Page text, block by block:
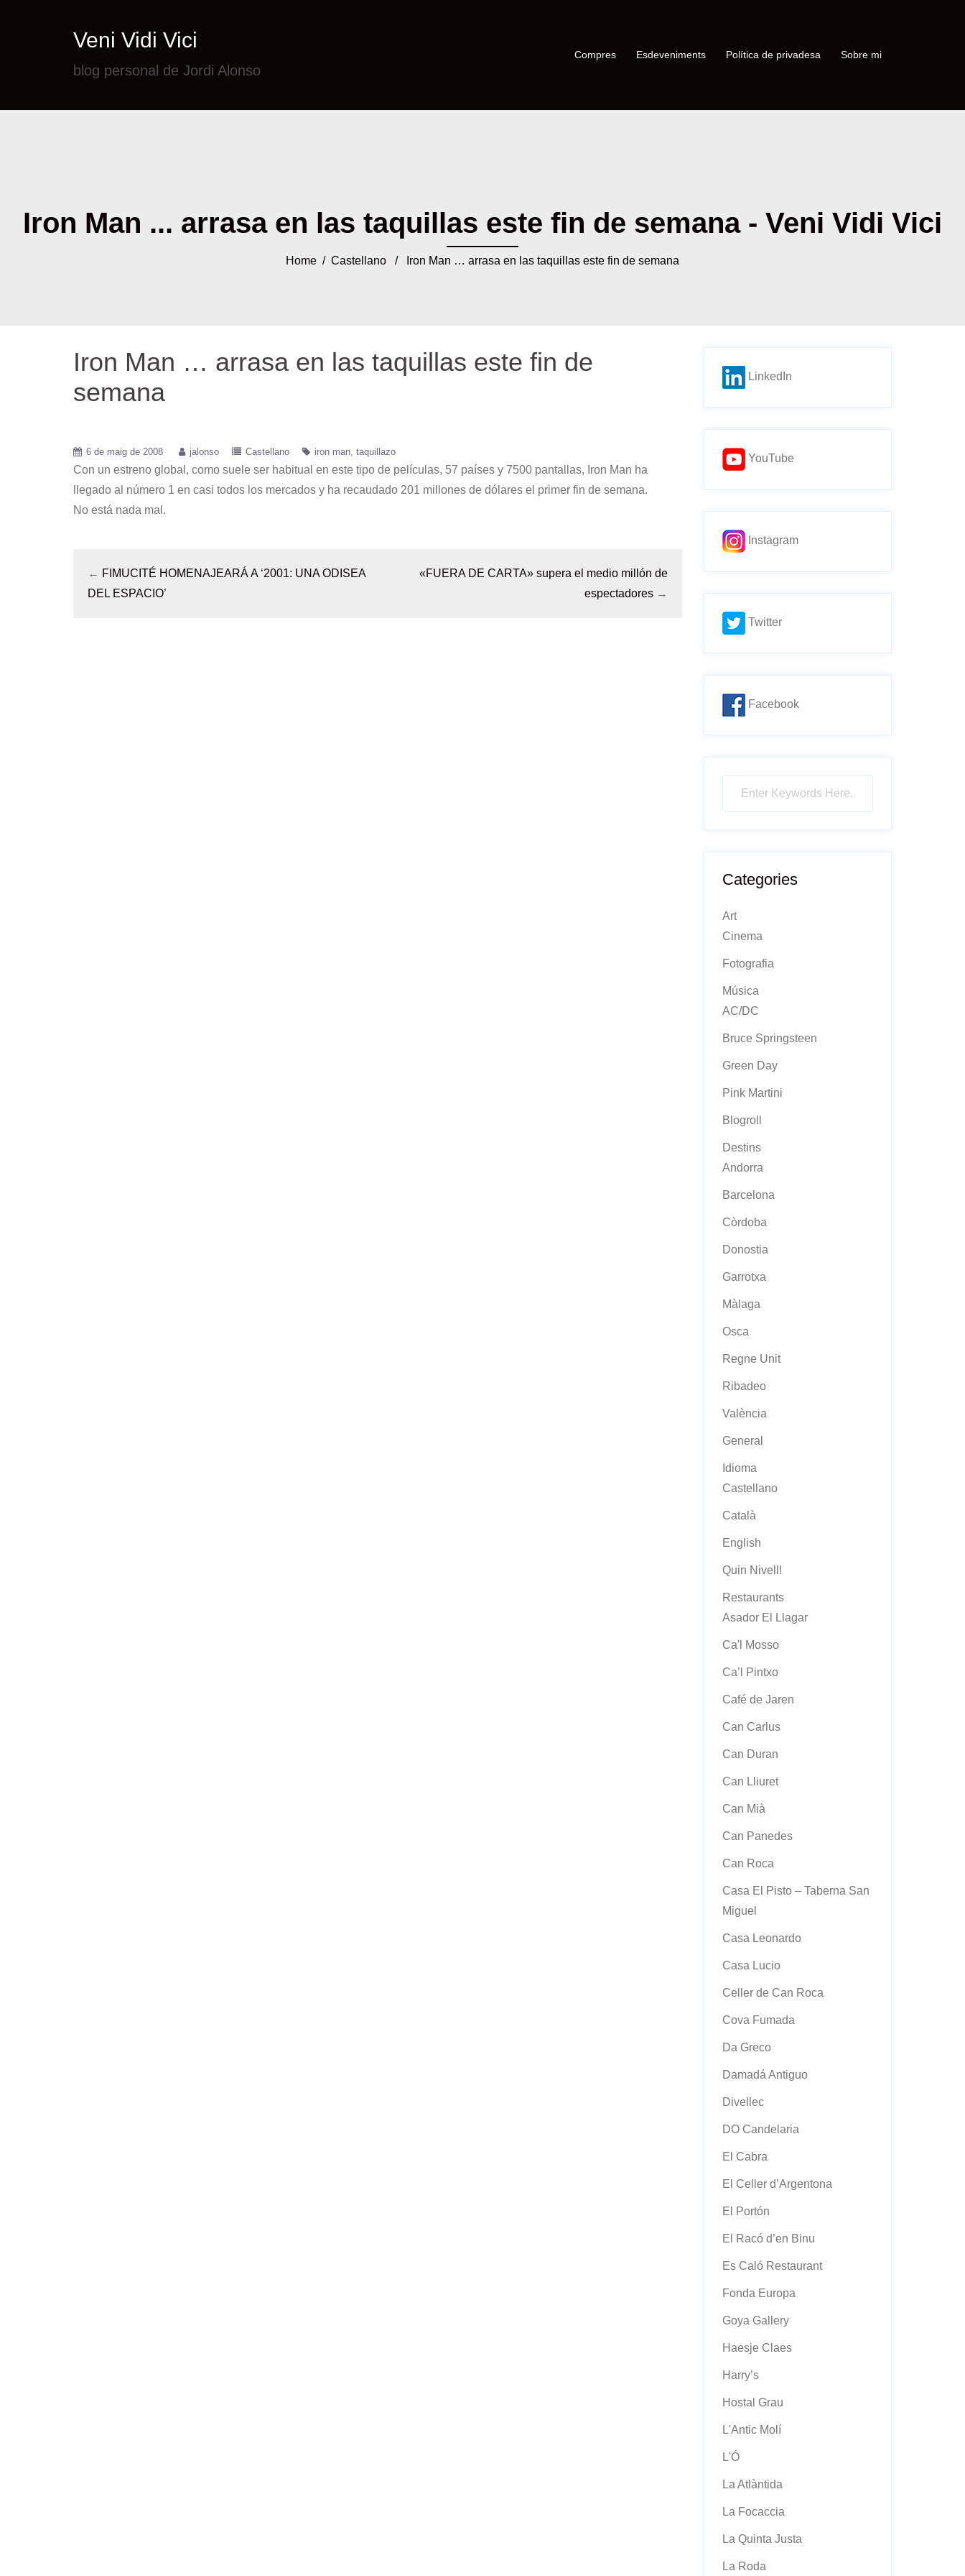
Veni Vidi Vici
blog personal de Jordi Alonso
Compres Esdeveniments Política de privadesa Sobre mi
Iron Man ... arrasa en las taquillas este fin de semana - Veni Vidi Vici
Home / Castellano / Iron Man … arrasa en las taquillas este fin de semana
Iron Man … arrasa en las taquillas este fin de
semana
6 de maig de 2008 jalonso Castellano iron man taquillazo
Con un estreno global, como suele ser habitual en este tipo de películas, 57 países y 7500 pantallas, Iron Man ha
llegado al número 1 en casi todos los mercados y ha recaudado 201 millones de dólares el primer fin de semana.
No está nada mal.
← FIMUCITÉ HOMENAJEARÁ A ‘2001: UNA ODISEA
DEL ESPACIO’
«FUERA DE CARTA» supera el medio millón de
espectadores→
LinkedIn
YouTube
Instagram
Twitter
Facebook
Categories
Art
Cinema
Fotografia
Música
AC/DC
Bruce Springsteen
Green Day
Pink Martini
Blogroll
Destins
Andorra
Barcelona
Còrdoba
Donostia
Garrotxa
Màlaga
Osca
Regne Unit
Ribadeo
València
General
Idioma
Castellano
Català
English
Quin Nivell!
Restaurants
Asador El Llagar
Ca'l Mosso
Ca’l Pintxo
Café de Jaren
Can Carlus
Can Duran
Can Lliuret
Can Mià
Can Panedes
Can Roca
Casa El Pisto – Taberna San
Miguel
Casa Leonardo
Casa Lucio
Celler de Can Roca
Cova Fumada
Da Greco
Damadá Antiguo
Divellec
DO Candelaria
El Cabra
El Celler d’Argentona
El Portón
El Racó d’en Binu
Es Caló Restaurant
Fonda Europa
Goya Gallery
Haesje Claes
Harry’s
Hostal Grau
L'Antic Molí
L'Ó
La Atlàntida
La Focaccia
La Quinta Justa
La Roda